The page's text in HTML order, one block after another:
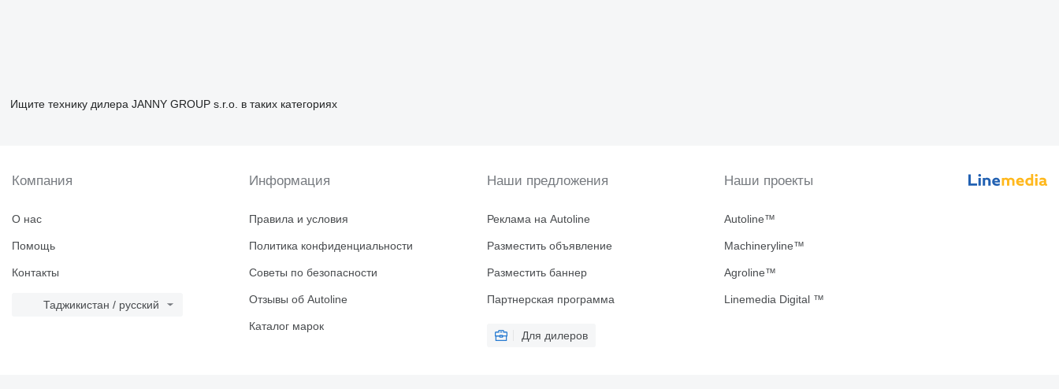
Ищите технику дилера JANNY GROUP s.r.o. в таких категориях
Компания
О нас
Помощь
Контакты
Таджикистан / русский
Информация
Правила и условия
Политика конфиденциальности
Советы по безопасности
Отзывы об Autoline
Каталог марок
Наши предложения
Реклама на Autoline
Разместить объявление
Разместить баннер
Партнерская программа
Для дилеров
Наши проекты
Autoline™
Machineryline™
Agroline™
Linemedia Digital ™